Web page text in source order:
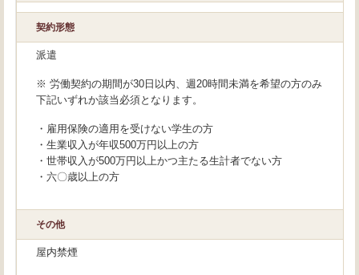
契約形態
派遣
※ 労働契約の期間が30日以内、週20時間未満を希望の方のみ
下記いずれか該当必須となります。
・雇用保険の適用を受けない学生の方
・生業収入が年収500万円以上の方
・世帯収入が500万円以上かつ主たる生計者でない方
・六〇歳以上の方
その他
屋内禁煙